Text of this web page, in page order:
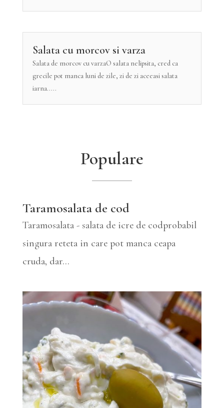
Salata cu morcov si varza
Salata de morcov cu varzaO salata nelipsita, cred ca
grecile pot manca luni de zile, zi de zi aceeasi salata
iarna.....
Populare
Taramosalata de cod
Taramosalata - salata de icre de codprobabil
singura reteta in care pot manca ceapa
cruda, dar...